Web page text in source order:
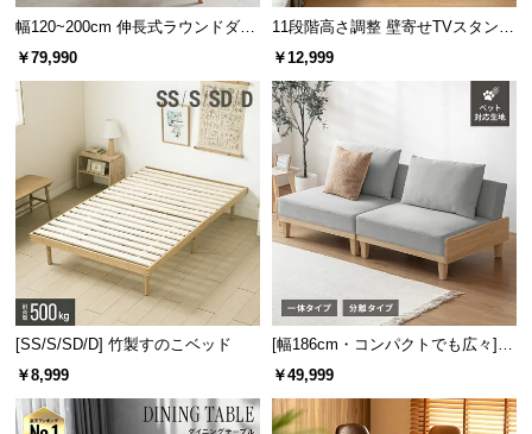
棚板サイ
横幅 奥行き 高さ
1段目 約25㎝ -
幅120~200cm 伸長式ラウンドダイ
ニングテーブル 6人掛け 天然木突
板 美しい格子デザイン
￥79,990
11段階高さ調整 壁寄せTVスタンド
キャスター付き 上下左右角度調節
￥12,999
[SS/S/SD/D] 竹製すのこベッド
￥8,999
[幅186cm・コンパクトでも広々] 3
人掛けソファベッド リクライニン
￥49,999